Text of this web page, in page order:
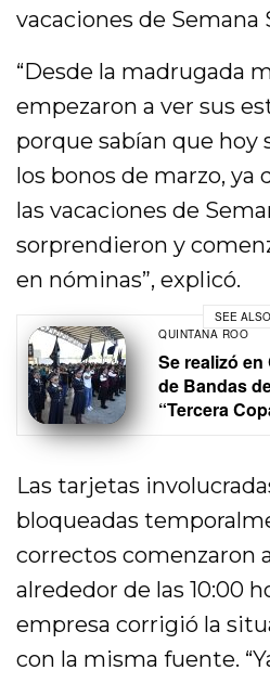
vacaciones de Semana
“Desde la madrugada
empezaron a ver sus
porque sabían que hoy
los bonos de marzo, ya
las vacaciones de
sorprendieron y
en nóminas”, explicó.
SEE ALSO
QUINTANA ROO
Se realizó
de Bandas
“Tercera
Las tarjetas
bloqueadas
correctos comenzaron
alrededor de las 10:00
empresa corrigió la
con la misma fuente.